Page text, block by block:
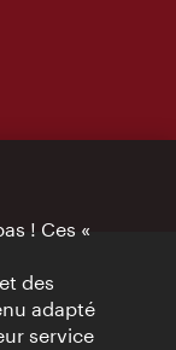
! Ces «
des
adapté
service